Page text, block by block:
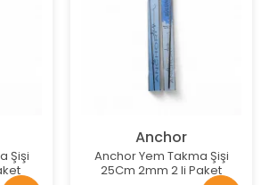
Şişi
Anchor
Anchor Yem Takma Şişi
25Cm 2mm 2 li Paket